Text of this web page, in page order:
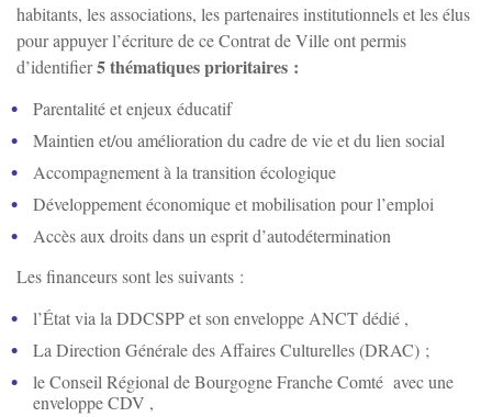
habitants, les associations, les partenaires institutionnels et les élus
pour appuyer l’écriture de ce Contrat de Ville ont permis
d’identifier5 thématiques prioritaires :
Parentalité et enjeux éducatif
Maintien et/ou amélioration du cadre de vie et du lien social
Accompagnement à la transition écologique
Développement économique et mobilisation pour l’emploi
Accès aux droits dans un esprit d’autodétermination
Les financeurs sont les suivants :
l’État via la DDCSPP et son enveloppe ANCT dédié ,
La Direction Générale des Affaires Culturelles (DRAC) ;
le Conseil Régional de Bourgogne Franche Comté avec une
enveloppe CDV ,